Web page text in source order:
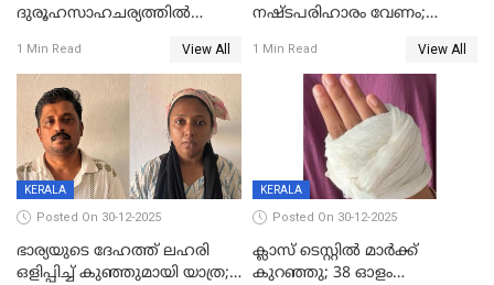
ദുരൂഹസാഹചര്യത്തിൽ
മലയാളി യുവാവിന്റെ ഭാര്യയും
മരിച്ചു
1 Min Read View All
നഷ്ടപരിഹാരം വേണം;
നോട്ടീസയച്ച് ഉമാ തോമസ്
1 Min Read View All
KERALA
Posted On 30-12-2025
ഭാര്യയുടെ ദേഹത്ത് ലഹരി
ഒളിപ്പിച്ച് കുഞ്ഞുമായി യാത്ര;
KERALA
Posted On 30-12-2025
ക്ലാസ് ടെസ്റ്റിൽ മാർക്ക്
കുറഞ്ഞു; 38 ഓളം